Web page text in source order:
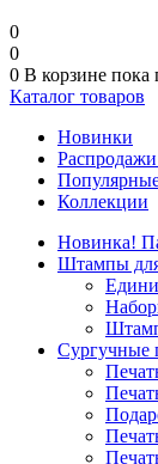
0
0
0 В корзине пока
Каталог товаров
Новинки
Коллекции
Новинка!
Штампы для
Сургучные